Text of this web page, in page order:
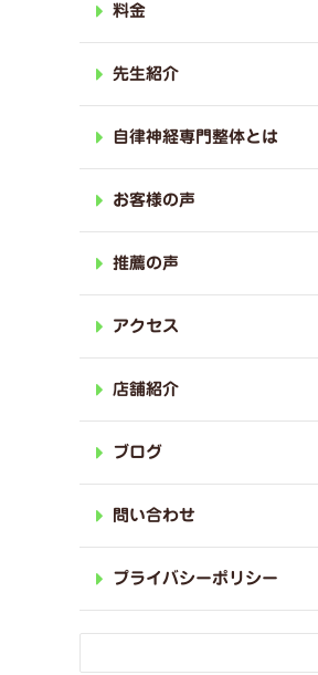
料金
先生紹介
自律神経専門整体とは
お客様の声
推薦の声
アクセス
店舗紹介
ブログ
問い合わせ
プライバシーポリシー